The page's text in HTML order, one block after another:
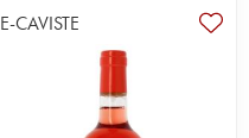
E-CAVISTE